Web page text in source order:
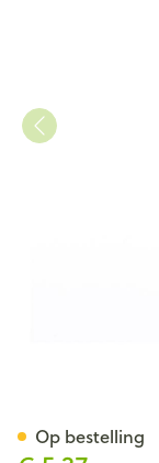
Op bestelling